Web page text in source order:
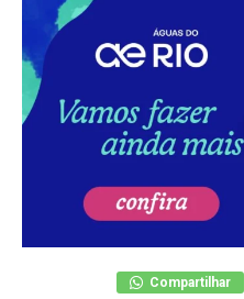
Compartilhar